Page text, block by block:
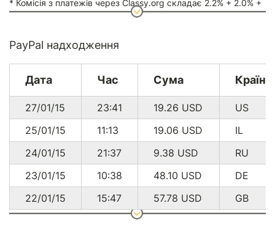
* Комісія з платежів через Classy.org складає 2.2% + 2.0% +
$0.30
PayPal надходження
Дата Час Сума Країна
27/01/15 23:41 19.26 USD
US
25/01/15
11:13 19.06 USD
IL
24/01/15
21:37 9.38 USD
RU
23/01/15
10:38 48.10 USD
DE
22/01/15
15:47 57.78 USD
GB